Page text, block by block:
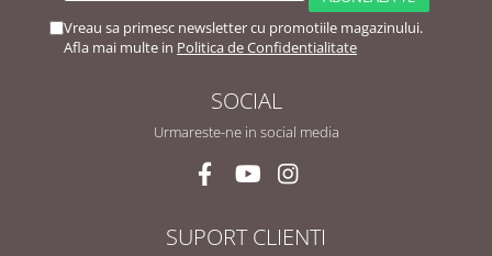
Vreau sa primesc newsletter cu promotiile magazinului.
Afla mai multe in Politica de Confidentialitate
SOCIAL
Urmareste-ne in social media
SUPORT CLIENTI